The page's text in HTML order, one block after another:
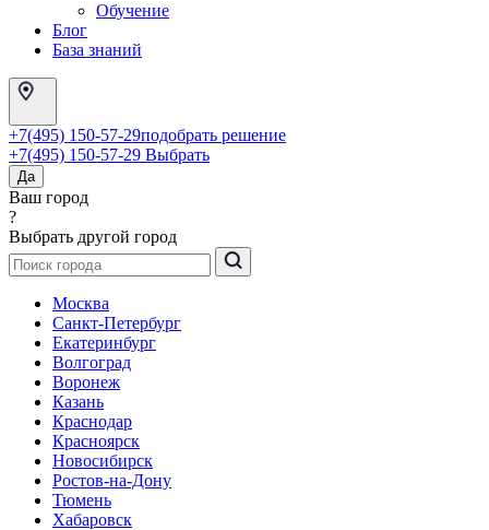
Обучение
Блог
База знаний
+7(495) 150-57-29подобрать решение
+7(495) 150-57-29 Выбрать
Да
Ваш город
?
Выбрать другой город
Москва
Санкт-Петербург
Екатеринбург
Волгоград
Воронеж
Казань
Краснодар
Красноярск
Новосибирск
Ростов-на-Дону
Тюмень
Хабаровск